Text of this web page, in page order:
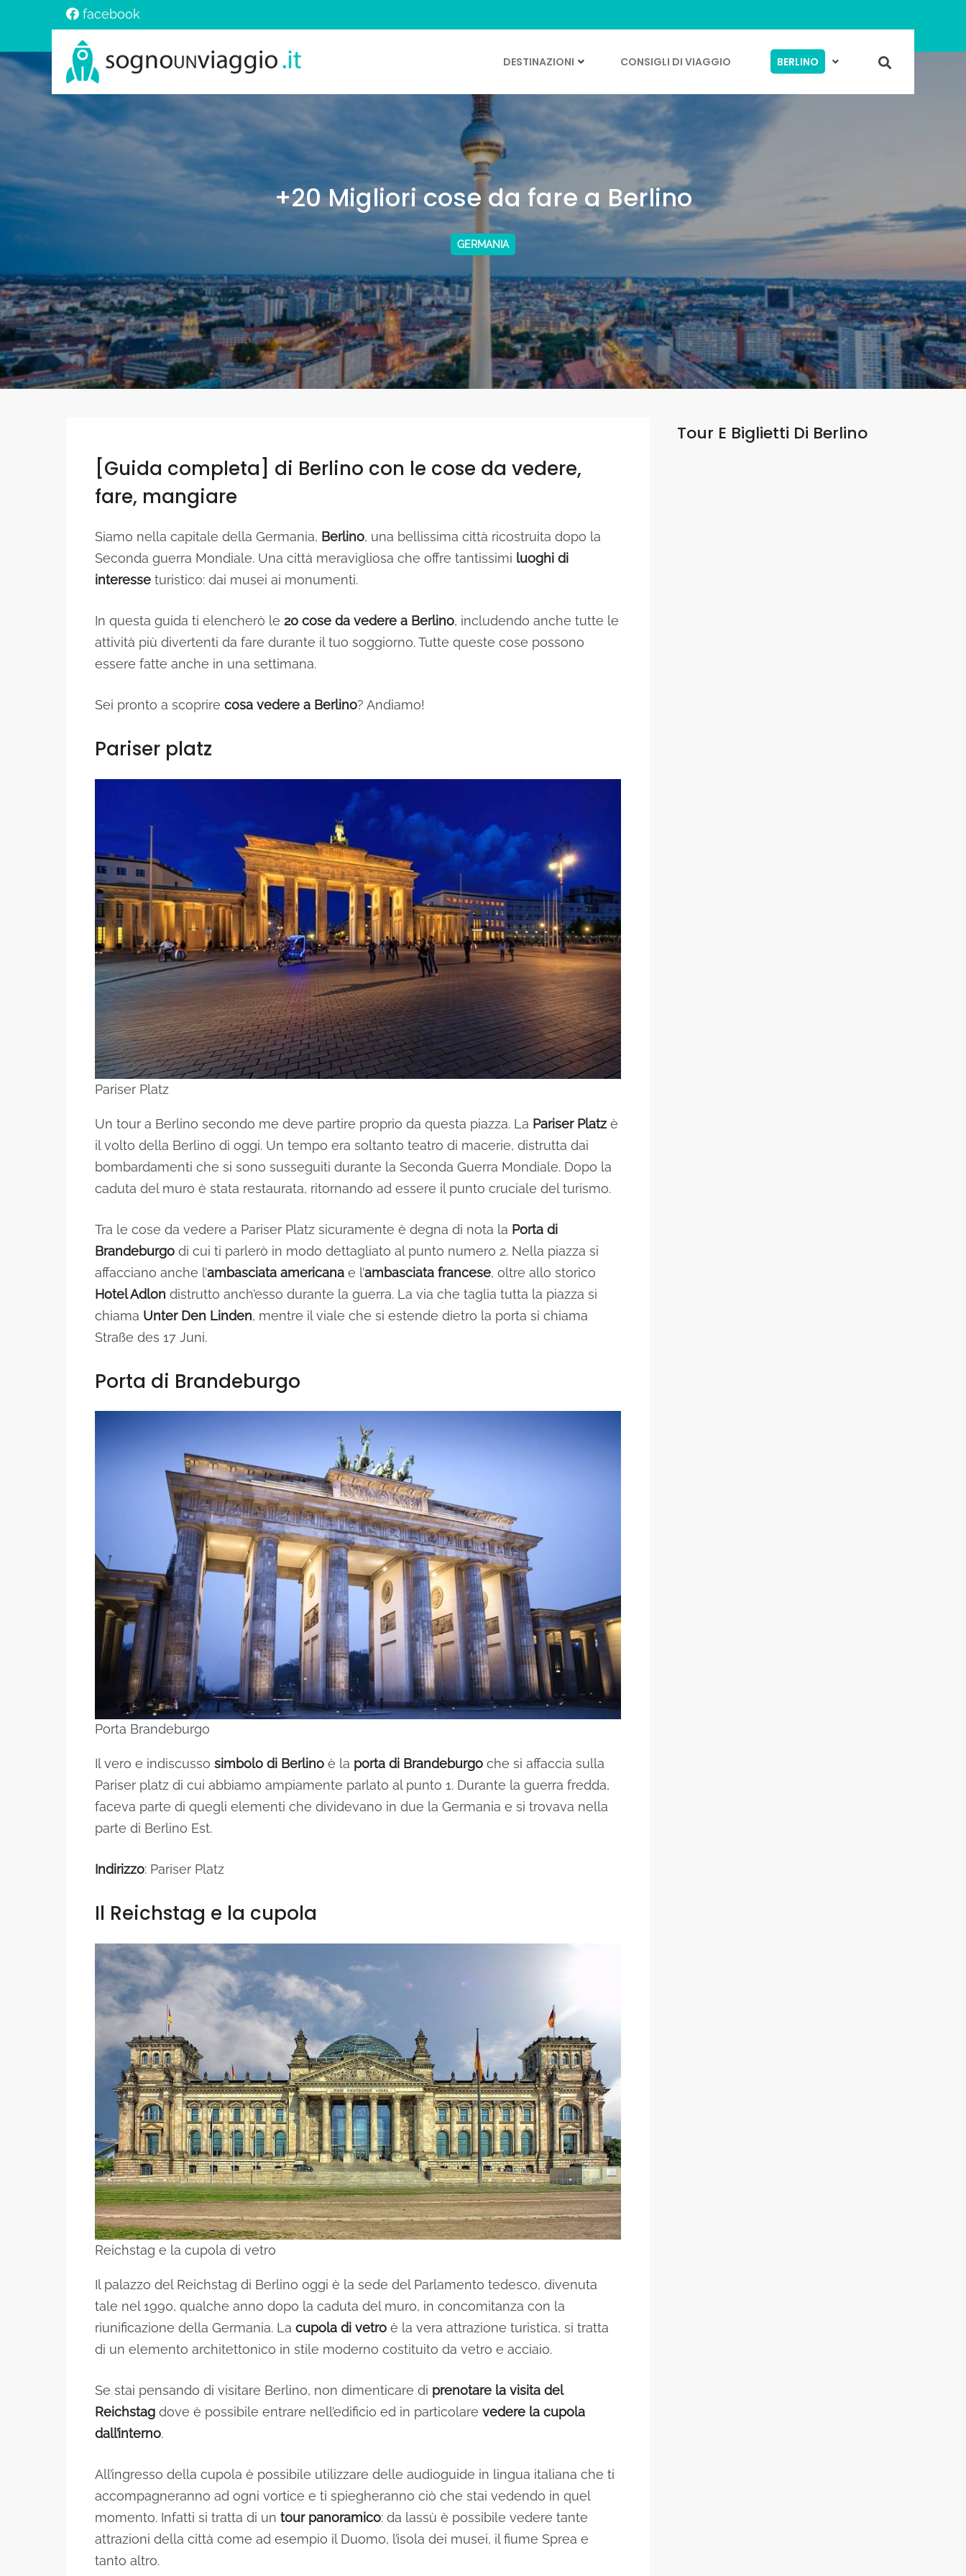
facebook
DESTINAZIONI CONSIGLI DI VIAGGIO BERLINO
+20 Migliori cose da fare a Berlino
GERMANIA
[Guida completa] di Berlino con le cose da vedere,
fare, mangiare
Siamo nella capitale della Germania, Berlino, una bellissima città ricostruita dopo la
Seconda guerra Mondiale. Una città meravigliosa che offre tantissimi luoghi di
interesse turistico: dai musei ai monumenti.
In questa guida ti elencherò le 20 cose da vedere a Berlino, includendo anche tutte le
attività più divertenti da fare durante il tuo soggiorno. Tutte queste cose possono
essere fatte anche in una settimana.
Sei pronto a scoprire cosa vedere a Berlino? Andiamo!
Pariser platz
Pariser Platz
Un tour a Berlino secondo me deve partire proprio da questa piazza. La Pariser Platz è
il volto della Berlino di oggi. Un tempo era soltanto teatro di macerie, distrutta dai
bombardamenti che si sono susseguiti durante la Seconda Guerra Mondiale. Dopo la
caduta del muro è stata restaurata, ritornando ad essere il punto cruciale del turismo.
Tra le cose da vedere a Pariser Platz sicuramente è degna di nota la Porta di
Brandeburgo di cui ti parlerò in modo dettagliato al punto numero 2. Nella piazza si
affacciano anche l’ambasciata americana e l’ambasciata francese, oltre allo storico
Hotel Adlon distrutto anch’esso durante la guerra. La via che taglia tutta la piazza si
chiama Unter Den Linden, mentre il viale che si estende dietro la porta si chiama
Straße des 17 Juni.
Porta di Brandeburgo
Porta Brandeburgo
Il vero e indiscusso simbolo di Berlino è la porta di Brandeburgo che si affaccia sulla
Pariser platz di cui abbiamo ampiamente parlato al punto 1. Durante la guerra fredda,
faceva parte di quegli elementi che dividevano in due la Germania e si trovava nella
parte di Berlino Est.
Indirizzo: Pariser Platz
Il Reichstag e la cupola
Reichstag e la cupola di vetro
Il palazzo del Reichstag di Berlino oggi è la sede del Parlamento tedesco, divenuta
tale nel 1990, qualche anno dopo la caduta del muro, in concomitanza con la
riunificazione della Germania. La cupola di vetro è la vera attrazione turistica, si tratta
di un elemento architettonico in stile moderno costituito da vetro e acciaio.
Se stai pensando di visitare Berlino, non dimenticare di prenotare la visita del
Reichstag dove è possibile entrare nell’edificio ed in particolare vedere la cupola
dall’interno.
All’ingresso della cupola è possibile utilizzare delle audioguide in lingua italiana che ti
accompagneranno ad ogni vortice e ti spiegheranno ciò che stai vedendo in quel
momento. Infatti si tratta di un tour panoramico: da lassù è possibile vedere tante
attrazioni della città come ad esempio il Duomo, l’isola dei musei, il fiume Sprea e
tanto altro.
Tour E Biglietti Di Berlino